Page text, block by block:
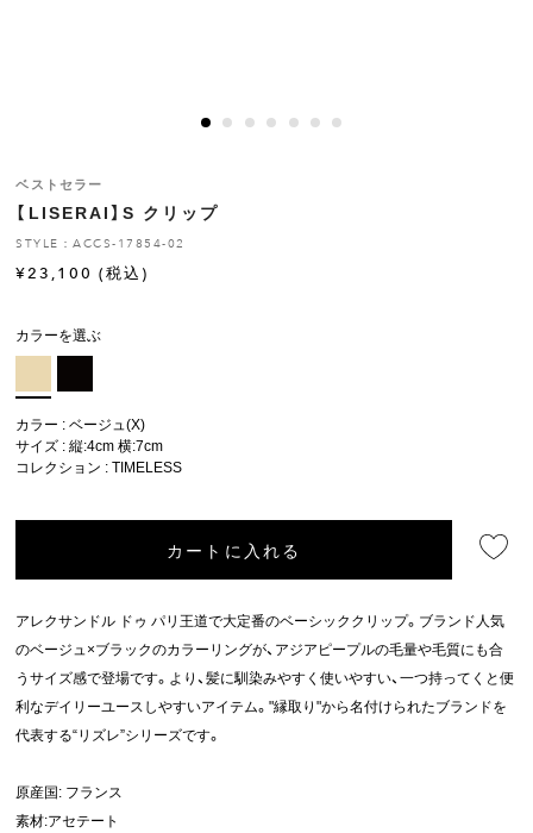
お修理について
ベストセラー
【LISERAI】S クリップ
STYLE：ACCS-17854-02
¥23,100 (税込)
カラーを選ぶ
カラー : ベージュ(X)
サイズ : 縦:4cm 横:7cm
コレクション :TIMELESS
カートに入れる
アレクサンドル ドゥ パリ王道で大定番のベーシッククリップ。ブランド人気
のベージュ×ブラックのカラーリングが、アジアピープルの毛量や毛質にも合
うサイズ感で登場です。より、髪に馴染みやすく使いやすい、一つ持ってくと便
利なデイリーユースしやすいアイテム。"縁取り"から名付けられたブランドを
代表する“リズレ”シリーズです。
原産国: フランス
素材:アセテート